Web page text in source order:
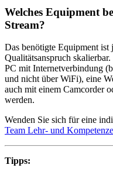
Welches Equipment
Stream?
Das benötigte Equipment
Qualitätsanspruch
PC mit Internetverbindung
und nicht über WiFi), eine
auch mit einem Camcorder
werden.
Wenden Sie sich für eine
Team Lehr- und
Tipps: